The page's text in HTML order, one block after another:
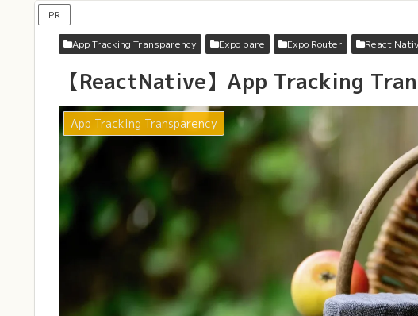
PR
App Tracking Transparency Expo bare Expo Router React
【ReactNative】App Tracking
App Tracking Transparency